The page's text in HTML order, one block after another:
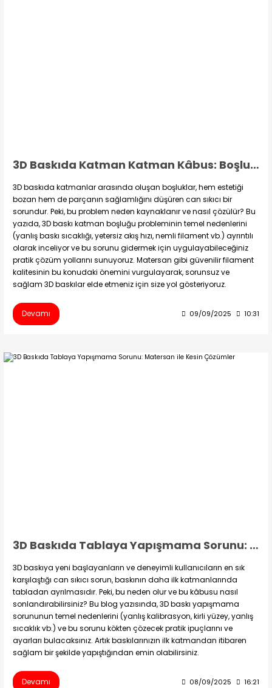
3D Baskıda Katman Katman Kâbus: Boşluk Sorunu ve Çözümleri
3D baskıda katmanlar arasında oluşan boşluklar, hem estetiği
bozan hem de parçanın sağlamlığını düşüren can sıkıcı bir
sorundur. Peki, bu problem neden kaynaklanır ve nasıl çözülür? Bu
yazıda, 3D baskı katman boşluğu probleminin temel nedenlerini
(yanlış baskı sıcaklığı, yetersiz akış hızı, nemli filament vb.) ayrıntılı
olarak inceliyor ve bu sorunu gidermek için uygulayabileceğiniz
pratik çözüm yollarını sunuyoruz. Matersan gibi güvenilir filament
kalitesinin bu konudaki önemini vurgulayarak, sorunsuz ve
sağlam 3D baskılar elde etmeniz için size yol gösteriyoruz.
Devamı 09/09/2025 10:31
3D Baskıda Tablaya Yapışmama Sorunu: Matersan ile Kesin Çözümler
3D baskıya yeni başlayanların ve deneyimli kullanıcıların en sık
karşılaştığı can sıkıcı sorun, baskının daha ilk katmanlarında
tabladan ayrılmasıdır. Peki, bu neden olur ve bu kâbusu nasıl
sonlandırabilirsiniz? Bu blog yazısında, 3D baskı yapışmama
sorununun temel nedenlerini (yanlış kalibrasyon, kirli yüzey, yanlış
sıcaklık vb.) ve bu sorunu kökten çözecek pratik ipuçlarını ve
ayarları bulacaksınız. Artık baskılarınızın ilk katmandan itibaren
sağlam bir şekilde yapıştığından emin olabilirsiniz.
Devamı 08/09/2025 16:21